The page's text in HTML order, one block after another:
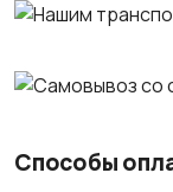
Способы